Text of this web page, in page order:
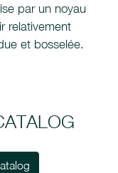
par un noyau
relativement
et bosselée.